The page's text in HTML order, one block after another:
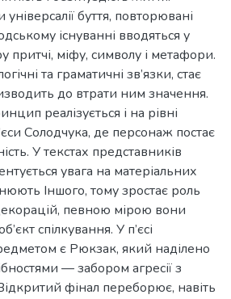
буття, повторювані
існуванні вводяться у
притчі, міфу, символу і метафори.
та граматичні зв’язки, стає
до втрати ним значення.
реалізується і на рівні
Солодчука, де персонаж постає
У текстах представників
увага на матеріальних
Іншого, тому зростає роль
певною мірою вони
спілкування. У п’єсі
є Рюкзак, який наділено
— забором агресії з
фінал переборює, навіть